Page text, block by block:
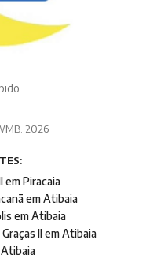
2026
em Piracaia
em Atibaia
em Atibaia
II em Atibaia